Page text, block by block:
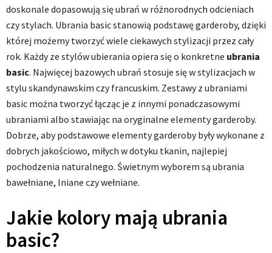
doskonale dopasowują się ubrań w różnorodnych odcieniach
czy stylach. Ubrania basic stanowią podstawę garderoby, dzięki
której możemy tworzyć wiele ciekawych stylizacji przez cały
rok. Każdy ze stylów ubierania opiera się o konkretne ubrania
basic. Najwięcej bazowych ubrań stosuje się w stylizacjach w
stylu skandynawskim czy francuskim. Zestawy z ubraniami
basic można tworzyć łącząc je z innymi ponadczasowymi
ubraniami albo stawiając na oryginalne elementy garderoby.
Dobrze, aby podstawowe elementy garderoby były wykonane z
dobrych jakościowo, miłych w dotyku tkanin, najlepiej
pochodzenia naturalnego. Świetnym wyborem są ubrania
bawełniane, lniane czy wełniane.
Jakie kolory mają ubrania
basic?